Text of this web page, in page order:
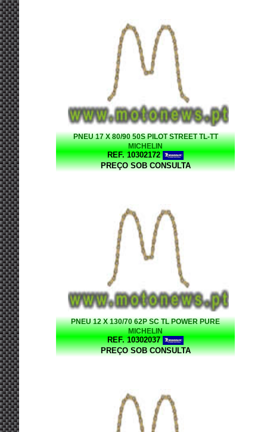
PNEU 17 X 80/90 50S PILOT STREET TL-TT
MICHELIN
REF. 10302172
PREÇO SOB CONSULTA
PNEU 12 X 130/70 62P SC TL POWER PURE
MICHELIN
REF. 10302037
PREÇO SOB CONSULTA